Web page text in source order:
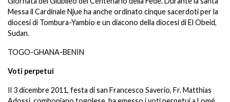
Messa il Cardinale Njue ha anche ordinato cinque sacerdoti per la
diocesi di Tombura-Yambio e un diacono della diocesi di El Obeid,
Sudan.
TOGO-GHANA-BENIN
Voti perpetui
Il 3 dicembre 2011, festa di san Francesco Saverio, Fr. Matthias